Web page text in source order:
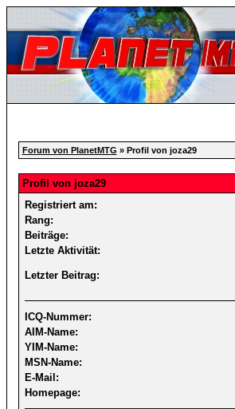
Forum von PlanetMTG » Profil von joza29
Profil von joza29
Registriert am:
Rang:
Beiträge:
Letzte Aktivität:
Letzter Beitrag:
ICQ-Nummer:
AIM-Name:
YIM-Name:
MSN-Name:
E-Mail:
Homepage: